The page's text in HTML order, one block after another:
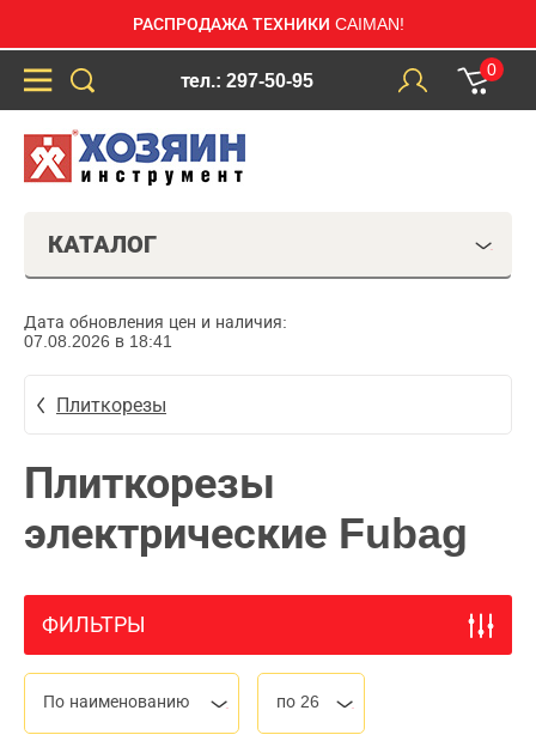
РАСПРОДАЖА ТЕХНИКИ CAIMAN!
тел.: 297-50-95
0
КАТАЛОГ
Дата обновления цен и наличия:
07.08.2026 в 18:41
Плиткорезы
Плиткорезы
электрические Fubag
ФИЛЬТРЫ
По наименованию по 26